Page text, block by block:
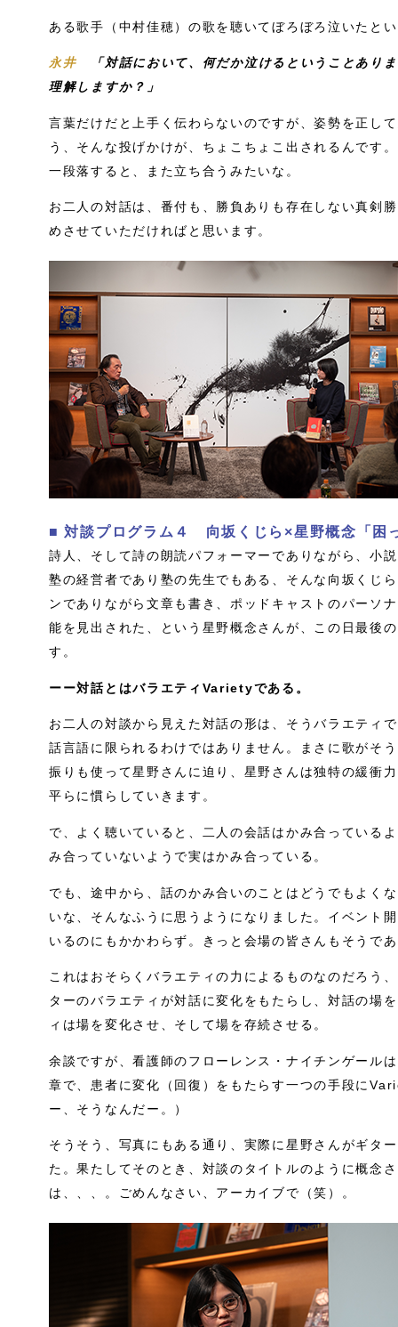
ある歌手（中村佳穂）の歌を聴いてぼろぼろ泣いたと
永井
「対話において、何だか泣けるということあり
理解しますか？」
言葉だけだと上手く伝わらないのですが、姿勢を正し
う、そんな投げかけが、ちょこちょこ出されるんです
一段落すると、また立ち合うみたいな。
お二人の対話は、番付も、勝負ありも存在しない真剣
めさせていただければと思います。
■ 対談プログラム４ 向坂くじら×星野概念「困
詩人、そして詩の朗読パフォーマーでありながら、小
塾の経営者であり塾の先生でもある、そんな向坂くじ
ンでありながら文章も書き、ポッドキャストのパーソ
能を見出された、という星野概念さんが、この日最後
す。
ーー対話とはバラエティVarietyである。
お二人の対談から見えた対話の形は、そうバラエティ
話言語に限られるわけではありません。まさに歌がそ
振りも使って星野さんに迫り、星野さんは独特の緩衝
平らに慣らしていきます。
で、よく聴いていると、二人の会話はかみ合っている
み合っていないようで実はかみ合っている。
でも、途中から、話のかみ合いのことはどうでもよく
いな、そんなふうに思うようになりました。イベント
いるのにもかかわらず。きっと会場の皆さんもそうで
これはおそらくバラエティの力によるものなのだろう
ターのバラエティが対話に変化をもたらし、対話の場
ィは場を変化させ、そして場を存続させる。
余談ですが、看護師のフローレンス・ナイチンゲール
章で、患者に変化（回復）をもたらす一つの手段に
ー、そうなんだー。）
そうそう、写真にもある通り、実際に星野さんがギタ
た。果たしてそのとき、対談のタイトルのように概念
は、、、。ごめんなさい、アーカイブで（笑）。